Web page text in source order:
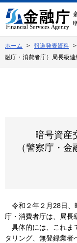
文
へ
動
ホーム 報道発表資料
融庁・消費者庁）局長級
暗号資産
（警察庁・
令和２年２月28日、
庁・消費者庁は、局長
具体的には、これま
タリング、無登録業者